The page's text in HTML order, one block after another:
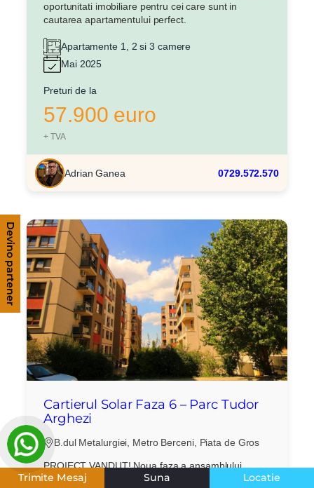
oportunitati imobiliare pentru cei care sunt in
cautarea apartamentului perfect.
Apartamente 1, 2 si 3 camere
Mai 2025
Preturi de la
57.900 euro
+ TVA
Adrian Ganea 0729.572.570
Cartierul Solar Faza 6 – Parc Tudor
Arghezi
B.dul Metalurgiei, Metro Berceni, Piata de Gros
PROIECT VANDUT! Noua faza a ansamblului
rezidential va fi formata din 2 imobile de locuinte
Trimite Mesaj Suna Locatie
Devino partener